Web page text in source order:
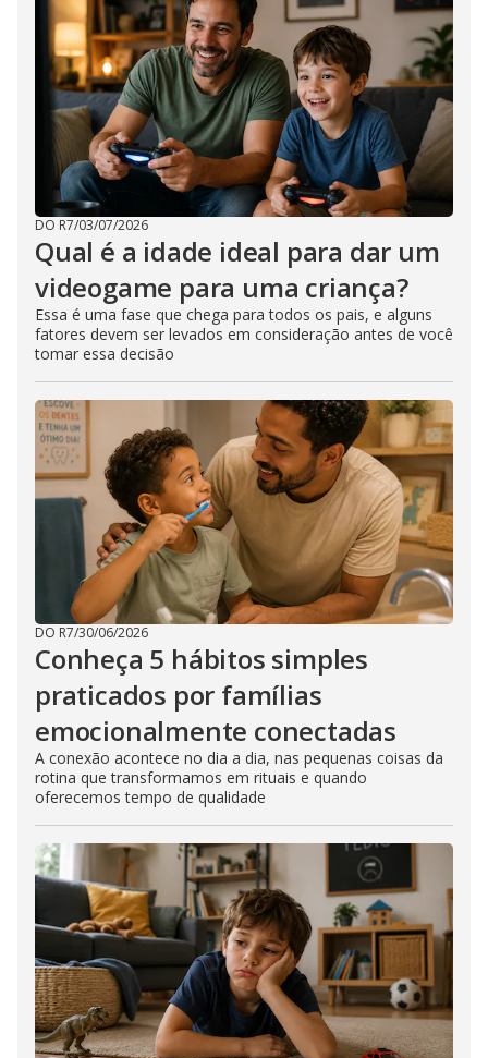
DO R7/03/07/2026
Qual é a idade ideal para dar um
videogame para uma criança?
Essa é uma fase que chega para todos os pais, e alguns
fatores devem ser levados em consideração antes de você
tomar essa decisão
DO R7/30/06/2026
Conheça 5 hábitos simples
praticados por famílias
emocionalmente conectadas
A conexão acontece no dia a dia, nas pequenas coisas da
rotina que transformamos em rituais e quando
oferecemos tempo de qualidade